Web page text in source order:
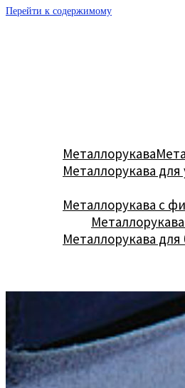
Перейти к содержимому
Металлорукава
Металлорукава для
Металлорукава с
Металлорукава